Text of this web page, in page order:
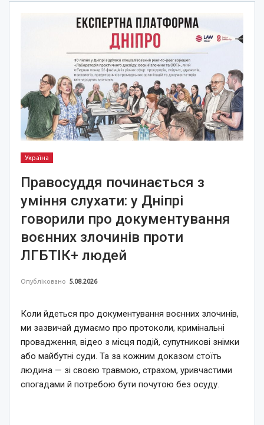
Україна
Правосуддя починається з
уміння слухати: у Дніпрі
говорили про документування
воєнних злочинів проти
ЛГБТІК+ людей
Опубліковано 5.08.2026
Коли йдеться про документування воєнних злочинів,
ми зазвичай думаємо про протоколи, кримінальні
провадження, відео з місця подій, супутникові знімки
або майбутні суди. Та за кожним доказом стоїть
людина — зі своєю травмою, страхом, уривчастими
спогадами й потребою бути почутою без осуду.